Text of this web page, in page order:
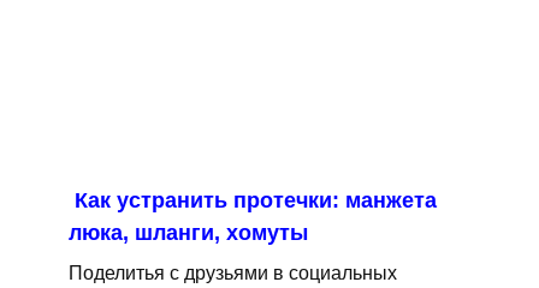
Как устранить протечки: манжета
люка, шланги, хомуты
Поделитья с друзьями в социальных